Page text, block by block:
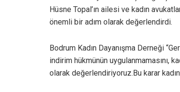
Hüsne Topal’ın ailesi ve kadın
önemli bir adım olarak değerlendirdi.
Bodrum Kadın Dayanışma Derneği
indirim hükmünün uygulanmamasını,
olarak değerlendiriyoruz.Bu karar